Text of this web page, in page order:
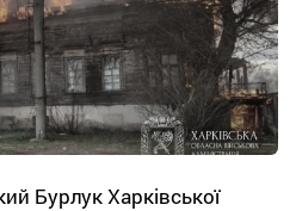
Бурлук Харківської